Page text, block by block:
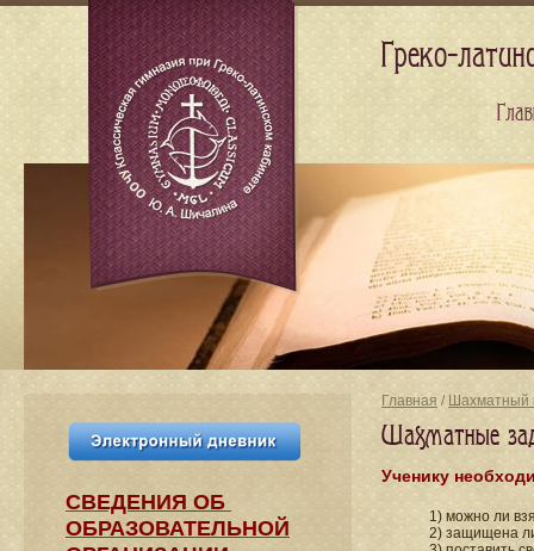
Главная / Шахматный
Шахматные
Ученику
1) можно ли
2) защищена
СВЕДЕНИЯ​ ОБ
ОБРАЗОВАТЕЛЬНОЙ
Греко-